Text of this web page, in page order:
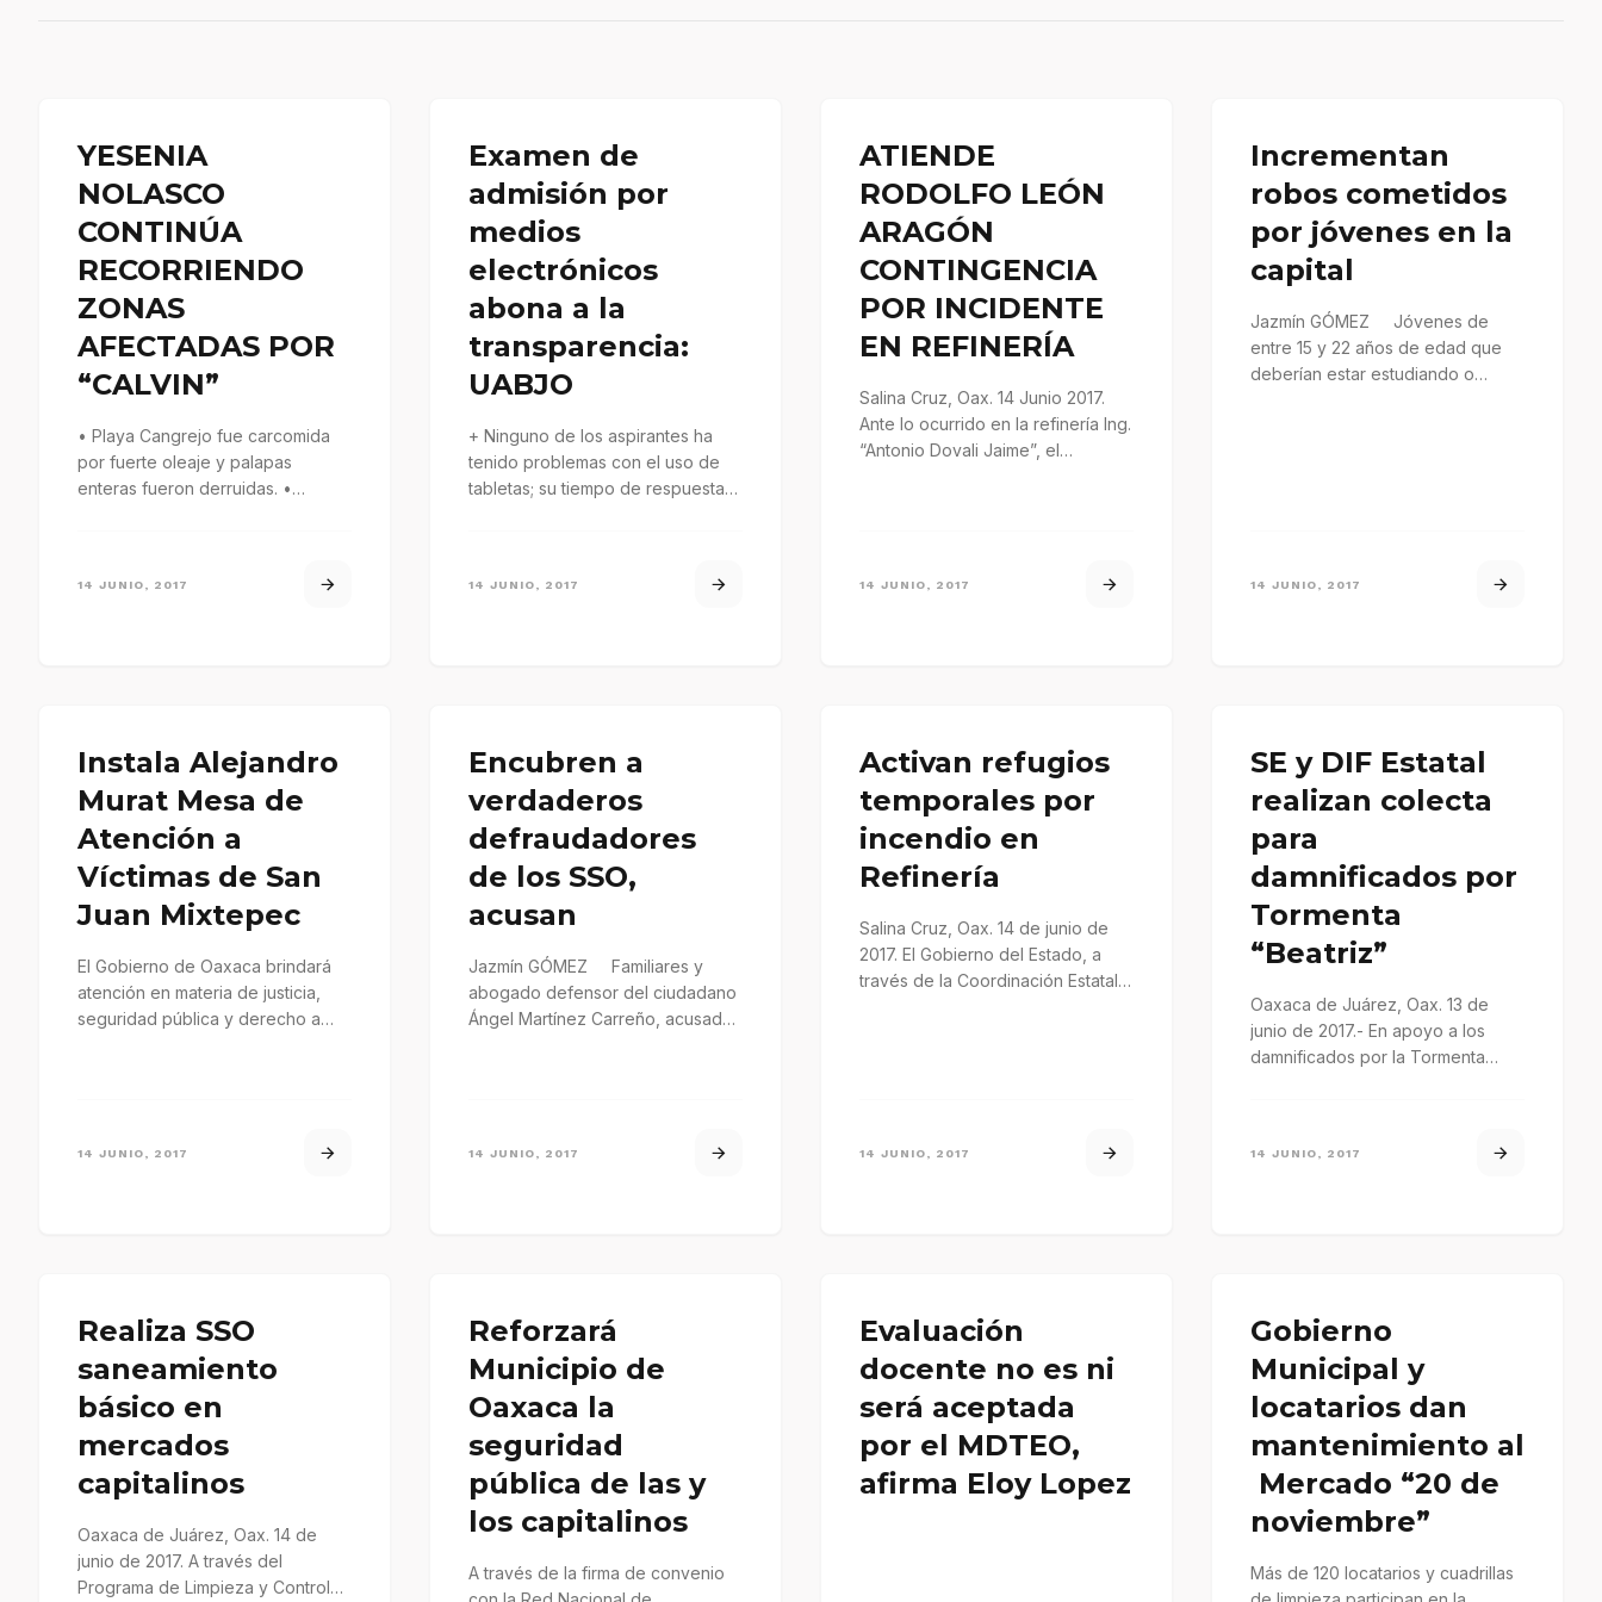
YESENIA
NOLASCO
CONTINÚA
RECORRIENDO
ZONAS
AFECTADAS POR
“CALVIN”
• Playa Cangrejo fue carcomida
por fuerte oleaje y palapas
enteras fueron derruidas. •
14 JUNIO, 2017
Examen de
admisión por
medios
electrónicos
abona a la
transparencia:
UABJO
+ Ninguno de los aspirantes ha
tenido problemas con el uso de
tabletas; su tiempo de respuesta
14 JUNIO, 2017
ATIENDE
RODOLFO LEÓN
ARAGÓN
CONTINGENCIA
POR INCIDENTE
EN REFINERÍA
Salina Cruz, Oax. 14 Junio 2017.
Ante lo ocurrido en la refinería Ing.
“Antonio Dovali Jaime”, el
14 JUNIO, 2017
Incrementan
robos cometidos
por jóvenes en la
capital
Jazmín GÓMEZ Jóvenes de
entre 15 y 22 años de edad que
deberían estar estudiando o
14 JUNIO, 2017
Instala Alejandro
Murat Mesa de
Atención a
Víctimas de San
Juan Mixtepec
El Gobierno de Oaxaca brindará
atención en materia de justicia,
seguridad pública y derecho a
14 JUNIO, 2017
Encubren a
verdaderos
defraudadores
de los SSO,
acusan
Jazmín GÓMEZ Familiares y
abogado defensor del ciudadano
Ángel Martínez Carreño, acusado
14 JUNIO, 2017
Activan refugios
temporales por
incendio en
Refinería
Salina Cruz, Oax. 14 de junio de
2017. El Gobierno del Estado, a
través de la Coordinación Estatal
14 JUNIO, 2017
SE y DIF Estatal
realizan colecta
para
damnificados por
Tormenta
“Beatriz”
Oaxaca de Juárez, Oax. 13 de
junio de 2017.- En apoyo a los
damnificados por la Tormenta
14 JUNIO, 2017
Realiza SSO
saneamiento
básico en
mercados
capitalinos
Oaxaca de Juárez, Oax. 14 de
junio de 2017. A través del
Programa de Limpieza y Control
Reforzará
Municipio de
Oaxaca la
seguridad
pública de las y
los capitalinos
A través de la firma de convenio
Evaluación
docente no es ni
será aceptada
por el MDTEO,
afirma Eloy Lopez
Gobierno
Municipal y
locatarios dan
mantenimiento al
Mercado “20 de
noviembre”
Más de 120 locatarios y cuadrillas